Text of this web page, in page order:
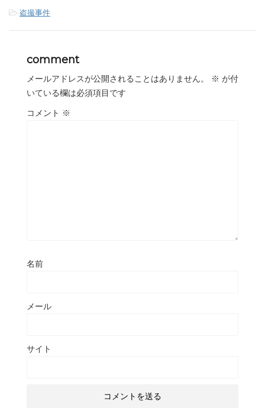
-盗撮事件
comment
メールアドレスが公開されることはありません。 ※ が付
いている欄は必須項目です
コメント ※
名前
メール
サイト